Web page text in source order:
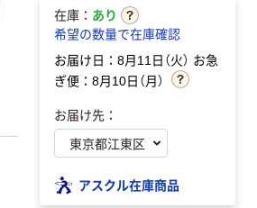
在庫： あり
希望の数量で在庫確認
お届け日：8月11日（火） お急
ぎ便：8月10日（月）
お届け先：
アスクル在庫商品